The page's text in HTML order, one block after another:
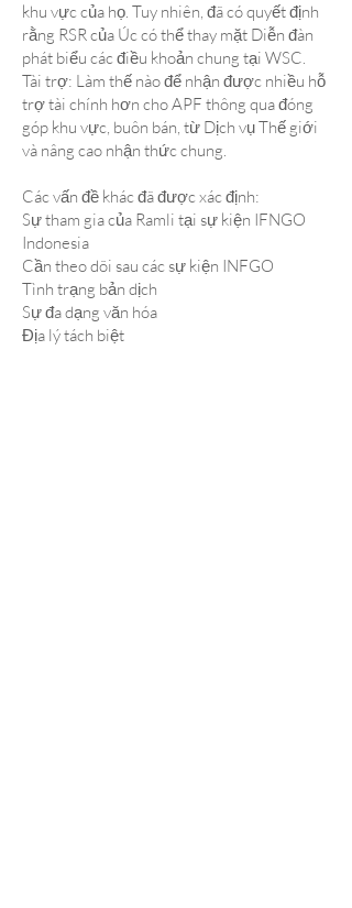
khu vực của họ. Tuy nhiên, đã có quyết định
rằng RSR của Úc có thể thay mặt Diễn đàn
phát biểu các điều khoản chung tại WSC.
Tài trợ: Làm thế nào để nhận được nhiều hỗ
trợ tài chính hơn cho APF thông qua đóng
góp khu vực, buôn bán, từ Dịch vụ Thế giới
và nâng cao nhận thức chung.
Các vấn đề khác đã được xác định:
Sự tham gia của Ramli tại sự kiện IFNGO
Indonesia
Cần theo dõi sau các sự kiện INFGO
Tình trạng bản dịch
Sự đa dạng văn hóa
Địa lý tách biệt